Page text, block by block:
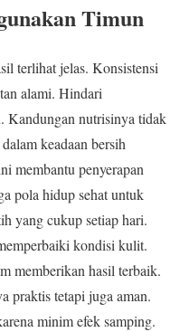
Timun
terlihat jelas. Konsistensi
alami. Hindari
Kandungan nutrisinya tidak
keadaan bersih
membantu penyerapan
pola hidup sehat untuk
yang cukup setiap hari.
kondisi kulit.
memberikan hasil terbaik.
praktis tetapi juga aman.
minim efek samping.